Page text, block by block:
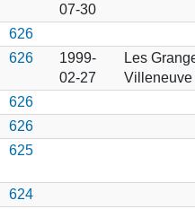
07-30
626
626
1999-
02-27
Les
Villeneuve
626
626
625
624